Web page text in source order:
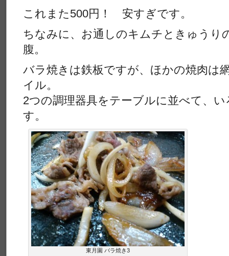
これまた500円！ 安すぎです。
ちなみに、お通しのキムチときゅうり
腹。
バラ焼きは鉄板ですが、ほかの焼肉は
イル。
2つの調理器具をテーブルに並べて、
す。
東月園 バラ焼き3